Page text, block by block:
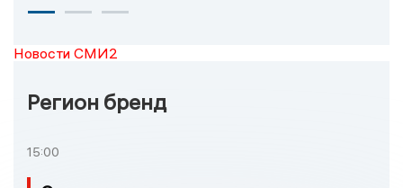
Новости СМИ2
Регион бренд
15:00